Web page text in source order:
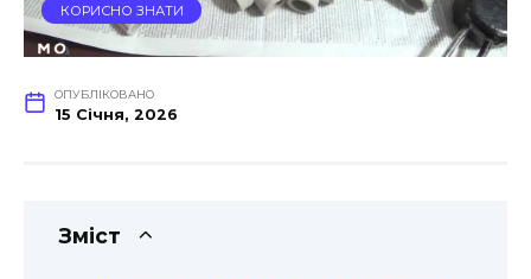
КОРИСНО ЗНАТИ
ОПУБЛІКОВАНО
15 Січня, 2026
Зміст